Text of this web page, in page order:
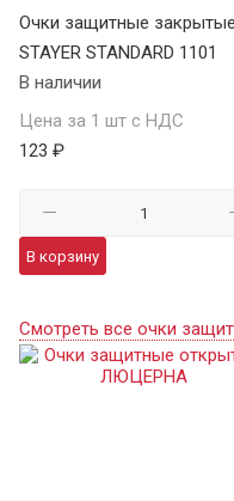
Очки защитные закрытые
STAYER STANDARD 1101
В наличии
Цена за 1 шт с НДС
123 ₽
В корзину
Смотреть все очки